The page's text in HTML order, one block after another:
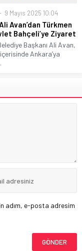
9 Mayıs 2025 10:04
Avan’dan Türkmen
Bahçeli’ye Ziyaret
Başkanı Ali Avan,
Ankara’ya
adım, e-posta adresim